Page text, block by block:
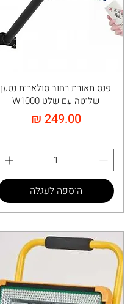
פנס תאורת רחוב סולארית נטען
שליטה עם שלט W1000
מחיר‏249.00 ‏₪
הוספה לעגלה